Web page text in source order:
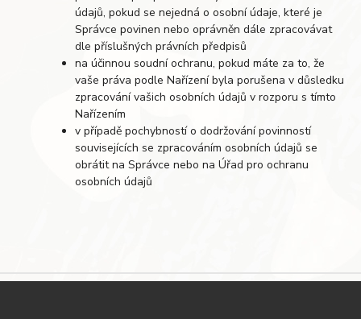
údajů, pokud se nejedná o osobní údaje, které je
Správce povinen nebo oprávněn dále zpracovávat
dle příslušných právních předpisů
na účinnou soudní ochranu, pokud máte za to, že
vaše práva podle Nařízení byla porušena v důsledku
zpracování vašich osobních údajů v rozporu s tímto
Nařízením
v případě pochybností o dodržování povinností
souvisejících se zpracováním osobních údajů se
obrátit na Správce nebo na Úřad pro ochranu
osobních údajů